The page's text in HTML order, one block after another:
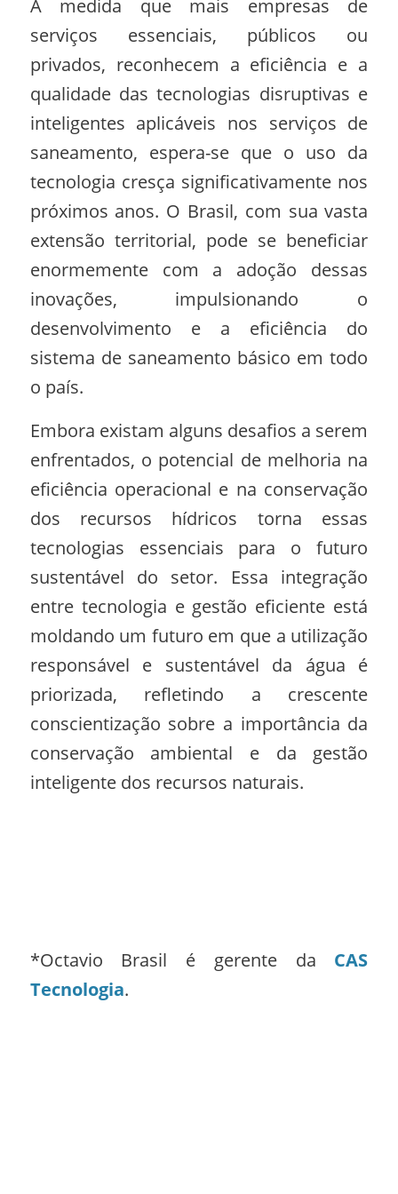
À medida que mais empresas de
serviços essenciais, públicos ou
privados, reconhecem a eficiência e a
qualidade das tecnologias disruptivas e
inteligentes aplicáveis nos serviços de
saneamento, espera-se que o uso da
tecnologia cresça significativamente nos
próximos anos. O Brasil, com sua vasta
extensão territorial, pode se beneficiar
enormemente com a adoção dessas
inovações, impulsionando o
desenvolvimento e a eficiência do
sistema de saneamento básico em todo
o país.
Embora existam alguns desafios a serem
enfrentados, o potencial de melhoria na
eficiência operacional e na conservação
dos recursos hídricos torna essas
tecnologias essenciais para o futuro
sustentável do setor. Essa integração
entre tecnologia e gestão eficiente está
moldando um futuro em que a utilização
responsável e sustentável da água é
priorizada, refletindo a crescente
conscientização sobre a importância da
conservação ambiental e da gestão
inteligente dos recursos naturais.
*Octavio Brasil é gerente da CAS
Tecnologia.